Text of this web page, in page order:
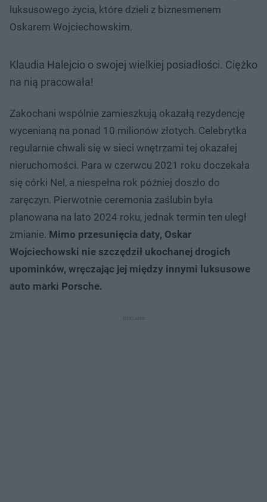
luksusowego życia, które dzieli z biznesmenem
Oskarem Wojciechowskim.
Klaudia Halejcio o swojej wielkiej posiadłości. Ciężko
na nią pracowała!
Zakochani wspólnie zamieszkują okazałą rezydencję
wycenianą na ponad 10 milionów złotych. Celebrytka
regularnie chwali się w sieci wnętrzami tej okazałej
nieruchomości. Para w czerwcu 2021 roku doczekała
się córki Nel, a niespełna rok później doszło do
zaręczyn. Pierwotnie ceremonia zaślubin była
planowana na lato 2024 roku, jednak termin ten uległ
zmianie. Mimo przesunięcia daty, Oskar
Wojciechowski nie szczędził ukochanej drogich
upominków, wręczając jej między innymi luksusowe
auto marki Porsche.